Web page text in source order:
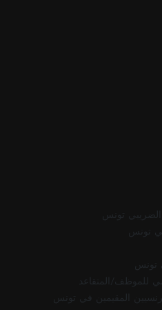
تونس
تونس
تونس
للموظف/المتقاعد
المقيمين في تونس